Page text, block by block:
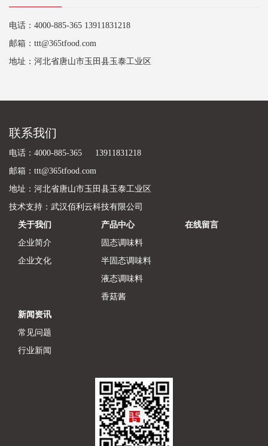
电话：4000-885-365 13911831218
邮箱：ttt@365tfood.com
地址：河北省唐山市玉田县玉泰工业区
联系我们
电话：4000-885-365 13911831218
邮箱：ttt@365tfood.com
地址：河北省唐山市玉田县玉泰工业区
技术支持： 武汉佰利云科技有限公司
关于我们
企业简介
企业文化
产品中心
固态调味料
半固态调味料
液态调味料
香菇酱
在线留言
新闻资讯
常见问题
行业新闻